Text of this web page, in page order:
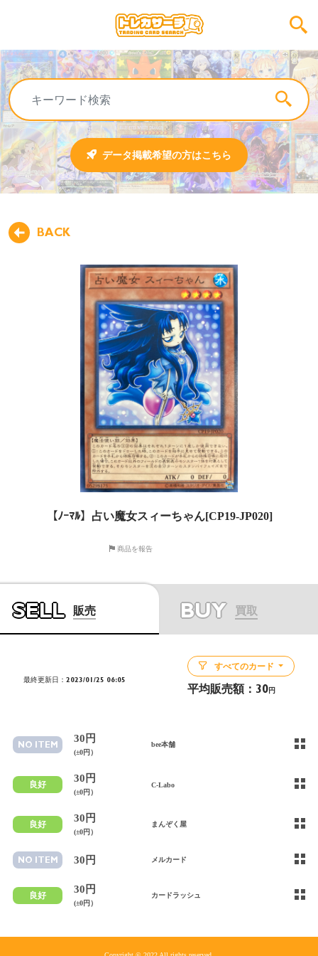
データ掲載希望の方はこちら
BACK
【ﾉｰﾏﾙ】占い魔女スィーちゃん[CP19-JP020]
商品を報告
SELL 販売 BUY 買取
最終更新日：2023/01/25 06:05
すべてのカード
平均販売額： 30円
NO ITEM
30円
(±0円）
bee本舗
良好
30円
(±0円）
C-Labo
良好
30円
(±0円）
まんぞく屋
NO ITEM 30円 メルカード
良好
30円
(±0円）
カードラッシュ
Copyright © 2022 All rights reserved.